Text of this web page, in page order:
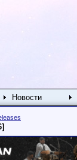
Новости